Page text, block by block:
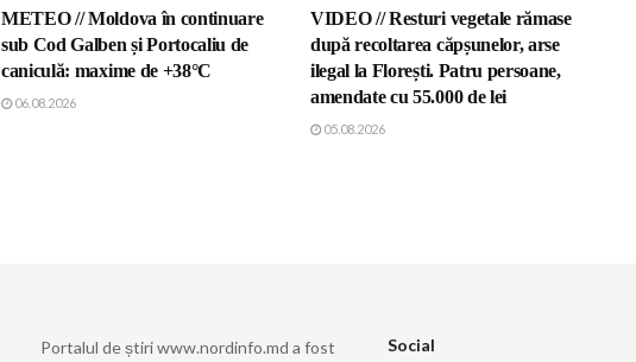
METEO // Moldova în continuare
sub Cod Galben și Portocaliu de
caniculă: maxime de +38°C
06.08.2026
VIDEO // Resturi vegetale rămase
după recoltarea căpșunelor, arse
ilegal la Florești. Patru persoane,
amendate cu 55.000 de lei
05.08.2026
Portalul de știri www.nordinfo.md a fost
Social